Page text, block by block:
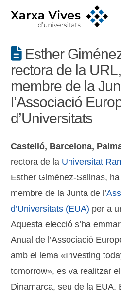
Esther
rectora de la
membre de la
l’Associació
d’Universitats
Castelló, Barcelona,
rectora de la Universitat
Esther Giménez-Salinas,
membre de la Junta de l’
d’Universitats (EUA) per a
Aquesta elecció s’ha
Anual de l’Associació
amb el lema «Investing
tomorrow», es va realitzar
Dinamarca, seu de la EUA.